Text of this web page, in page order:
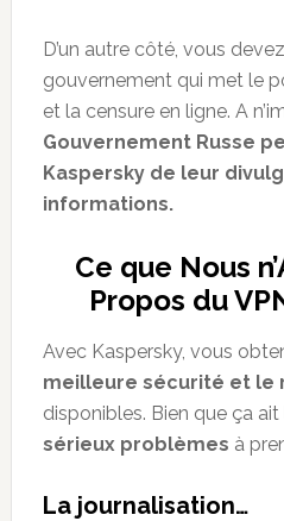
D’un autre côté, vous
gouvernement qui met le
et la censure en ligne. A
Gouvernement Russe
Kaspersky de leur
informations.
Ce que Nous
Propos du
Avec Kaspersky, vous
meilleure sécurité et le
disponibles. Bien que ça ait
sérieux problèmes à
La journalisation…